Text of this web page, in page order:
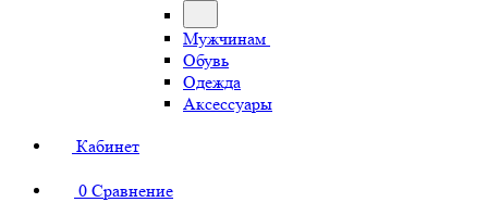
Мужчинам
Обувь
Одежда
Аксессуары
Кабинет
0 Сравнение